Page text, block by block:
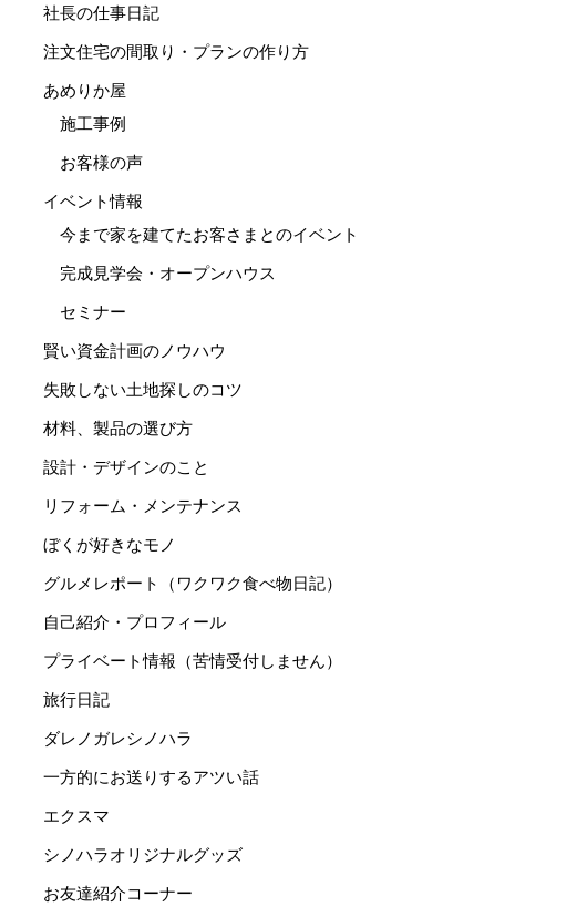
社長の仕事日記
注文住宅の間取り・プランの作り方
あめりか屋
施工事例
お客様の声
イベント情報
今まで家を建てたお客さまとのイベント
完成見学会・オープンハウス
セミナー
賢い資金計画のノウハウ
失敗しない土地探しのコツ
材料、製品の選び方
設計・デザインのこと
リフォーム・メンテナンス
ぼくが好きなモノ
グルメレポート（ワクワク食べ物日記）
自己紹介・プロフィール
プライベート情報（苦情受付しません）
旅行日記
ダレノガレシノハラ
一方的にお送りするアツい話
エクスマ
シノハラオリジナルグッズ
お友達紹介コーナー